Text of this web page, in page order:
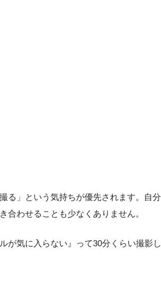
る」という気持ちが優先されます。自分
合わせることも少なくありません。
が気に入らない』って30分くらい撮影し